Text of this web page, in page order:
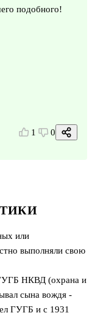
или
выполняли свою
НКВД (охрана и
сына вождя -
ГУГБ и с 1931
подобного!
1 0